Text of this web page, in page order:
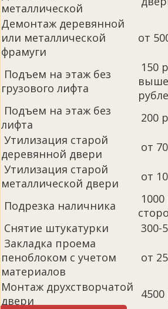
металлической
Демонтаж деревянной
или металлической
фрамуги
от
Подъем на этаж без
грузового лифта
150
выше
Подъем на этаж без
лифта
200
Утилизация старой
деревянной двери
от
Утилизация старой
металлической двери
от
Подрезка наличника
Снятие штукатурки
300-
Закладка проема
пеноблоком с учетом
материалов
от
Монтаж друхстворчатой
двери